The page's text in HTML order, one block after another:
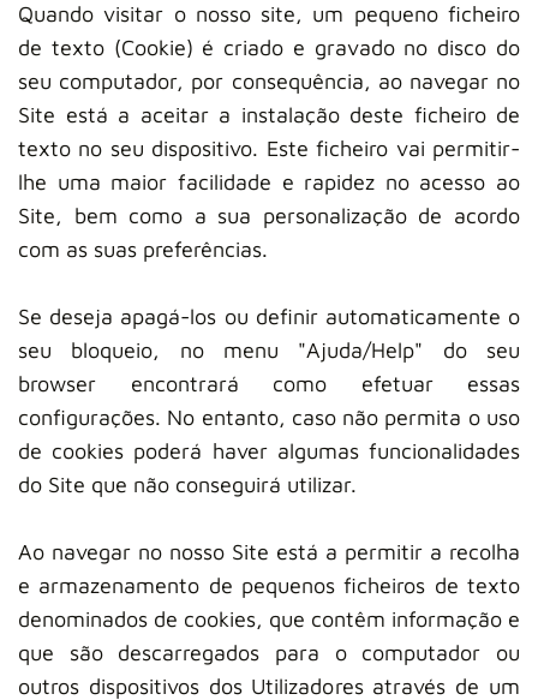
Quando visitar o nosso site, um pequeno ficheiro
de texto (Cookie) é criado e gravado no disco do
seu computador, por consequência, ao navegar no
Site está a aceitar a instalação deste ficheiro de
texto no seu dispositivo. Este ficheiro vai permitir-
lhe uma maior facilidade e rapidez no acesso ao
Site, bem como a sua personalização de acordo
com as suas preferências.
Se deseja apagá-los ou definir automaticamente o
seu bloqueio, no menu "Ajuda/Help" do seu
browser encontrará como efetuar essas
configurações. No entanto, caso não permita o uso
de cookies poderá haver algumas funcionalidades
do Site que não conseguirá utilizar.
Ao navegar no nosso Site está a permitir a recolha
e armazenamento de pequenos ficheiros de texto
denominados de cookies, que contêm informação e
que são descarregados para o computador ou
outros dispositivos dos Utilizadores através de um